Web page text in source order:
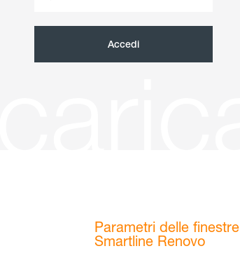
Parametri delle finestre
Smartline Renovo